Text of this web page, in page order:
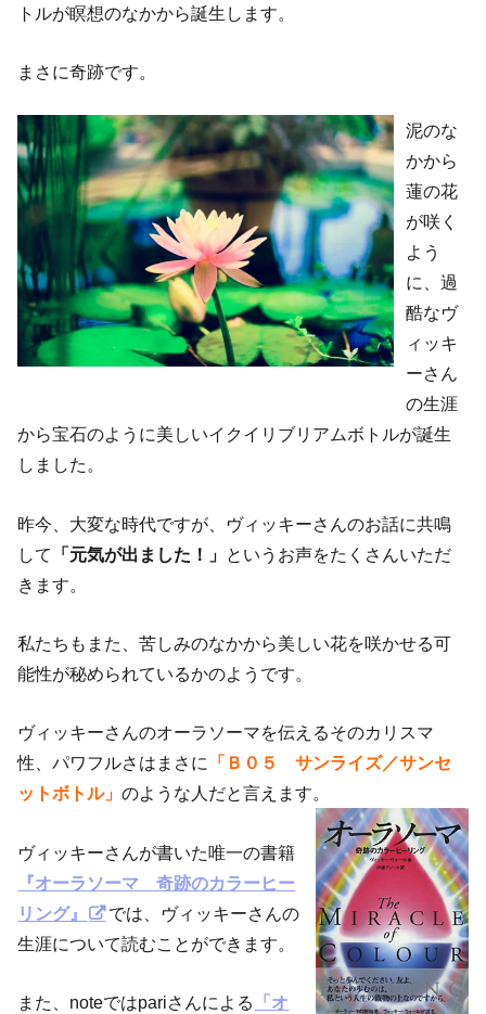
トルが瞑想のなかから誕生します。
まさに奇跡です。
泥のな
かから
蓮の花
が咲く
よう
に、過
酷なヴ
ィッキ
ーさん
の生涯
から宝石のように美しいイクイリブリアムボトルが誕生
しました。
昨今、大変な時代ですが、ヴィッキーさんのお話に共鳴
して
「元気が出ました！」 というお声をたくさんいただ
きます。
私たちもまた、苦しみのなかから美しい花を咲かせる可
能性が秘められているかのようです。
ヴィッキーさんのオーラソーマを伝えるそのカリスマ
性、パワフルさはまさに
「Ｂ０５ サンライズ／サンセ
ットボトル」のような人だと言えます。
ヴィッキーさんが書いた唯一の書籍
『オーラソーマ 奇跡のカラーヒー
リング』
では、ヴィッキーさんの
生涯について読むことができます。
また、noteではpariさんによる
「オ